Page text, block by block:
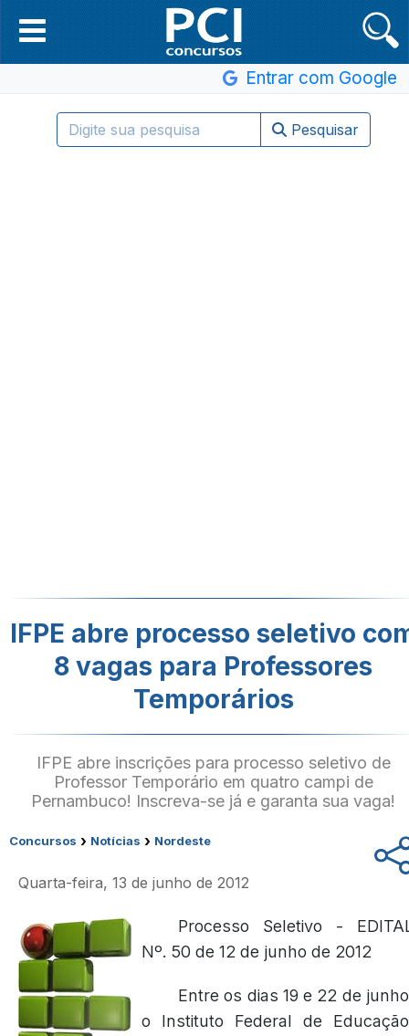
Entrar com Google
Pesquisar
IFPE abre processo seletivo
8 vagas para Professores
Temporários
IFPE abre inscrições para processo seletivo de
Professor Temporário em quatro campi de
Pernambuco! Inscreva-se já e garanta sua vaga!
Concursos › Notícias › Nordeste
Quarta-feira, 13 de junho de 2012
Processo Seletivo -
Nº. 50 de 12 de junho de 2012
Entre os dias 19 e 22 de
o Instituto Federal de